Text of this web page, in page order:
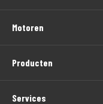
Motoren
Producten
Services